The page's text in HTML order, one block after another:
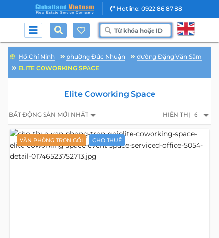
Hotline: 0922 86 87 88
Hồ Chí Minh phường Đức Nhuận
đường Đặng Văn Sâm
ELITE COWORKING SPACE
Elite Coworking Space
BẤT ĐỘNG SẢN MỚI NHẤT HIỂN THỊ 6
VĂN PHÒNG TRỌN GÓI CHO THUÊ